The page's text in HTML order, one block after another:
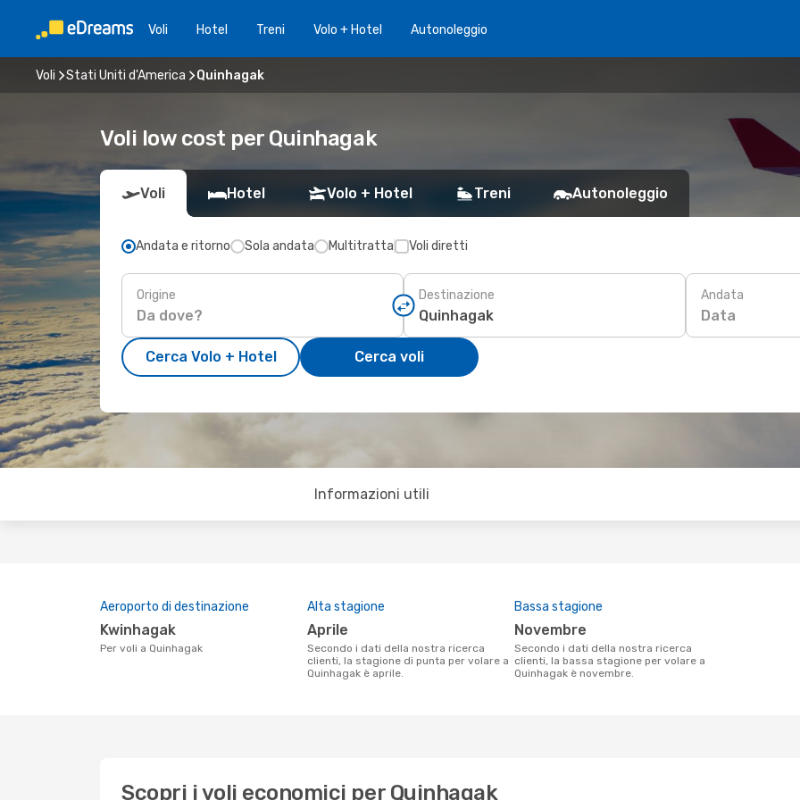
Voli Hotel Treni Volo + Hotel Autonoleggio
Voli Stati Uniti d'America Quinhagak
Voli low cost per Quinhagak
Voli Hotel Volo + Hotel Treni Autonoleggio
Andata e ritorno Sola andata Multitratta Voli diretti
Origine Destinazione Andata
Data
Cerca Volo + Hotel Cerca voli
Informazioni utili
Aeroporto di destinazione
Kwinhagak
Per voli a Quinhagak
Alta stagione
aprile
Secondo i dati della nostra ricerca
clienti, la stagione di punta per volare a
Quinhagak è aprile.
Bassa stagione
novembre
Secondo i dati della nostra ricerca
clienti, la bassa stagione per volare a
Quinhagak è novembre.
Scopri i voli economici per Quinhagak